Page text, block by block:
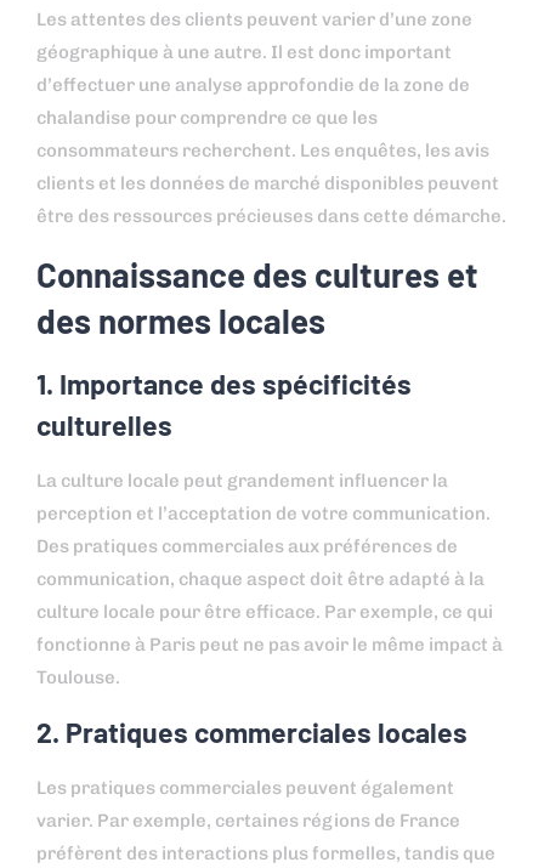
Les attentes des clients peuvent varier d’une zone
géographique à une autre. Il est donc important
d’effectuer une analyse approfondie de la zone de
chalandise pour comprendre ce que les
consommateurs recherchent. Les enquêtes, les avis
clients et les données de marché disponibles peuvent
être des ressources précieuses dans cette démarche.
Connaissance des cultures et
des normes locales
1. Importance des spécificités
culturelles
La culture locale peut grandement influencer la
perception et l’acceptation de votre communication.
Des pratiques commerciales aux préférences de
communication, chaque aspect doit être adapté à la
culture locale pour être efficace. Par exemple, ce qui
fonctionne à Paris peut ne pas avoir le même impact à
Toulouse.
2. Pratiques commerciales locales
Les pratiques commerciales peuvent également
varier. Par exemple, certaines régions de France
préfèrent des interactions plus formelles, tandis que